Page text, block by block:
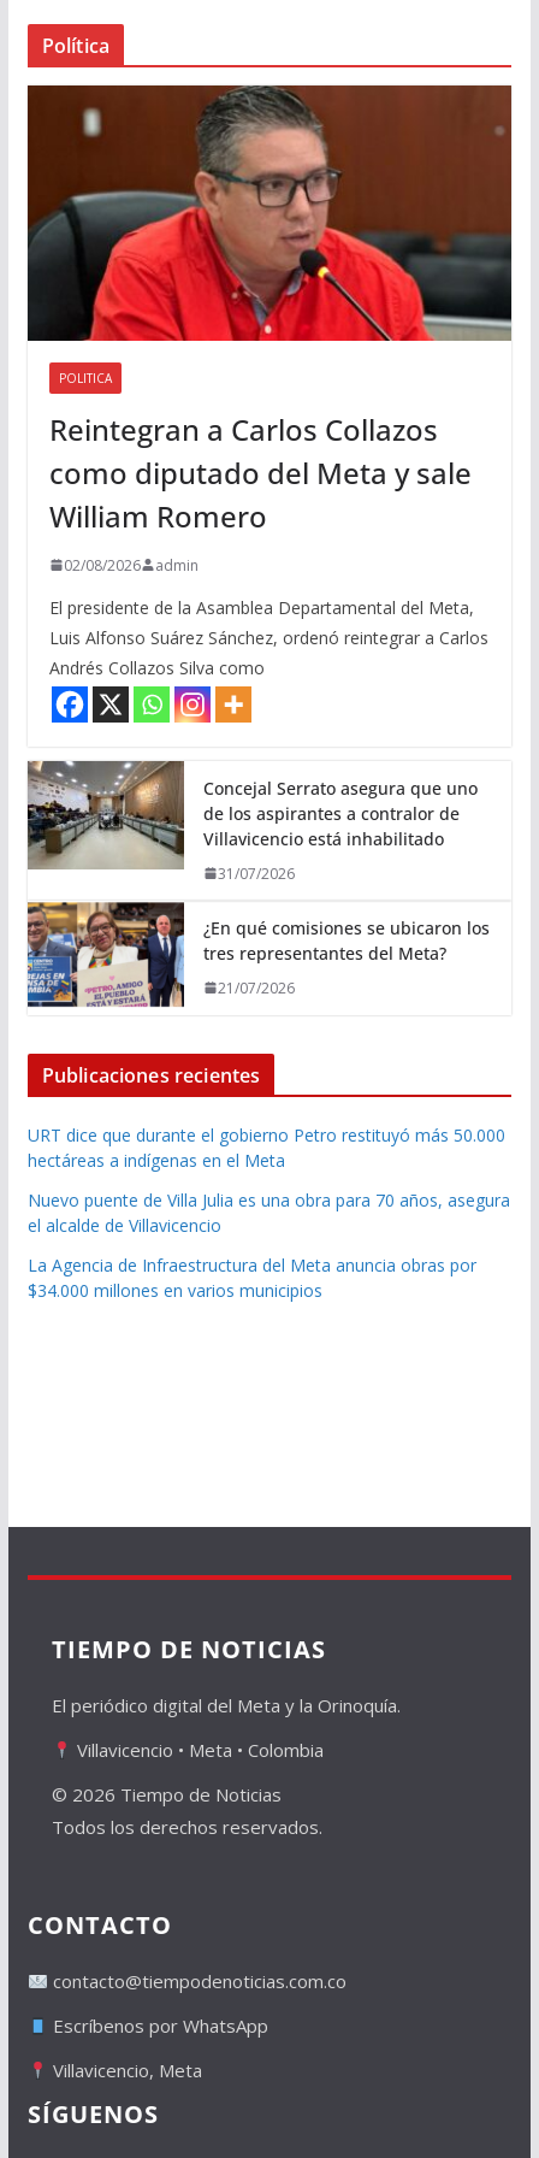
Política
POLITICA
Reintegran a Carlos Collazos
como diputado del Meta y sale
William Romero
02/08/2026 admin
El presidente de la Asamblea Departamental del Meta,
Luis Alfonso Suárez Sánchez, ordenó reintegrar a Carlos
Andrés Collazos Silva como
Concejal Serrato asegura que uno
de los aspirantes a contralor de
Villavicencio está inhabilitado
31/07/2026
¿En qué comisiones se ubicaron los
tres representantes del Meta?
21/07/2026
Publicaciones recientes
URT dice que durante el gobierno Petro restituyó más 50.000
hectáreas a indígenas en el Meta
Nuevo puente de Villa Julia es una obra para 70 años, asegura
el alcalde de Villavicencio
La Agencia de Infraestructura del Meta anuncia obras por
$34.000 millones en varios municipios
TIEMPO DE NOTICIAS
El periódico digital del Meta y la Orinoquía.
Villavicencio • Meta • Colombia
© 2026 Tiempo de Noticias
Todos los derechos reservados.
CONTACTO
contacto@tiempodenoticias.com.co
Escríbenos por WhatsApp
Villavicencio, Meta
SÍGUENOS